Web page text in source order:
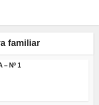
familiar
– Nº 1